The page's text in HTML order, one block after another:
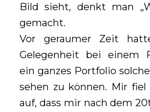
Bild sieht, denkt man
gemacht.
Vor geraumer Zeit
Gelegenheit bei einem
ein ganzes Portfolio
sehen zu können. Mir fiel
auf, dass mir nach dem